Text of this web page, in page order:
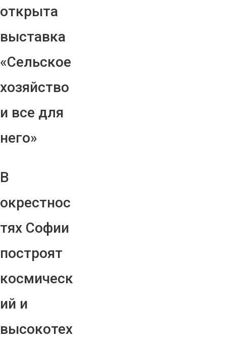
открыта
выставка
«Сельское
хозяйство
и все для
него»
В
окрестнос
тях Софии
построят
космическ
ий и
высокотех